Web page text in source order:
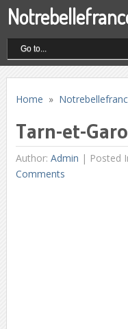
Home »
Tarn-et-
Author: Admin | Posted
Comments